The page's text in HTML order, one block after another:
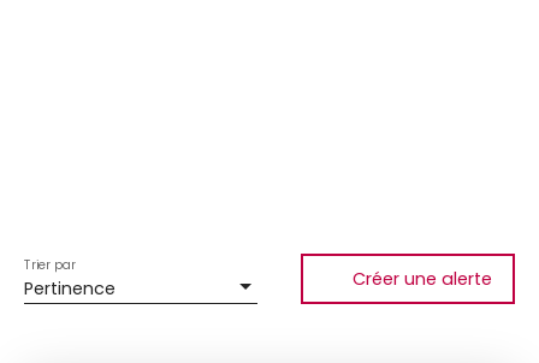
Pertinence
Trier par
Créer une alerte